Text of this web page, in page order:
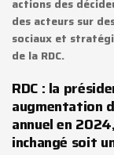
actions des
des acteurs sur
sociaux et
de la RDC.
RDC : la
augmentation
annuel en
inchangé soit